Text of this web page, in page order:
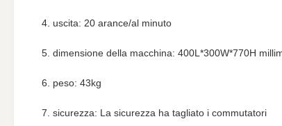
4. uscita: 20 arance/al minuto
5. dimensione della macchina: 400L*300W*770H
6. peso: 43kg
7. sicurezza: La sicurezza ha tagliato i commutatori